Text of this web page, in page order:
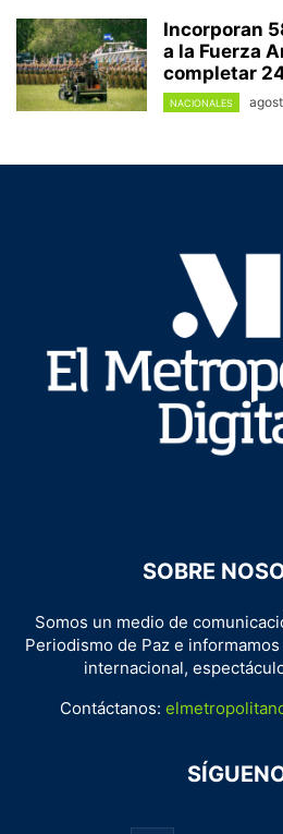
Incorporan
a la Fuerza
completar
NACIONALES
SOBRE
Somos un medio de
Periodismo de Paz e
internacional,
Contáctanos: